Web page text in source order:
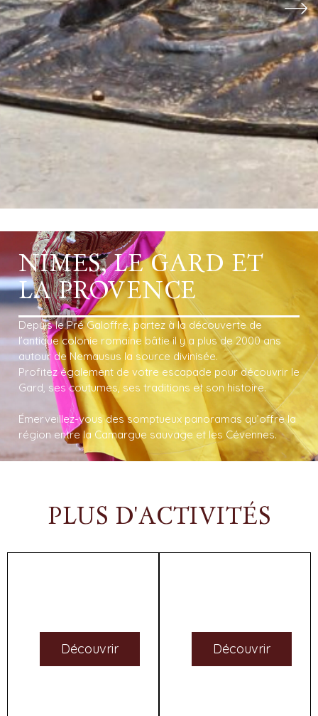
NÎMES, LE GARD ET
LA PROVENCE
Depuis le Pré Galoffre, partez à la découverte de
l’antique colonie romaine bâtie il y a plus de 2000 ans
autour de Nemausus la source divinisée.
Profitez également de votre escapade pour découvrir le
Gard, ses coutumes, ses traditions et son histoire.
Émerveillez-vous des somptueux panoramas qu’offre la
région entre la Camargue sauvage et les Cévennes.
PLUS D'ACTIVITÉS
Découvrir Découvrir